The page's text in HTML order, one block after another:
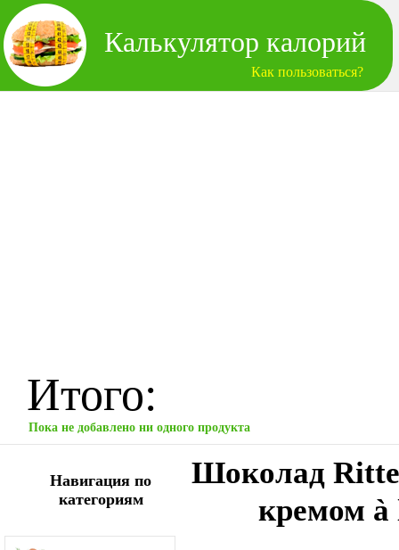
Калькулятор калорий
Как пользоваться?
Итого:
Пока не добавлено ни одного продукта
Навигация по
категориям
Шоколад
кремом à